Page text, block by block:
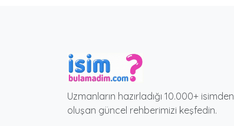
Uzmanların hazırladığı 10.000+ isimden
oluşan güncel rehberimizi keşfedin.